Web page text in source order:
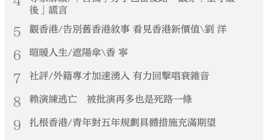
後」謊言
5 觀香港/告別舊香港敘事 看見香港新價值\劉 洋
6 暄暖人生/遮陽傘\香 寧
7 社評/外籍專才加速湧入 有力回擊唱衰雜音
8 賴演練逃亡 被批演再多也是死路一條
9 扎根香港/青年對五年規劃具體措施充滿期望